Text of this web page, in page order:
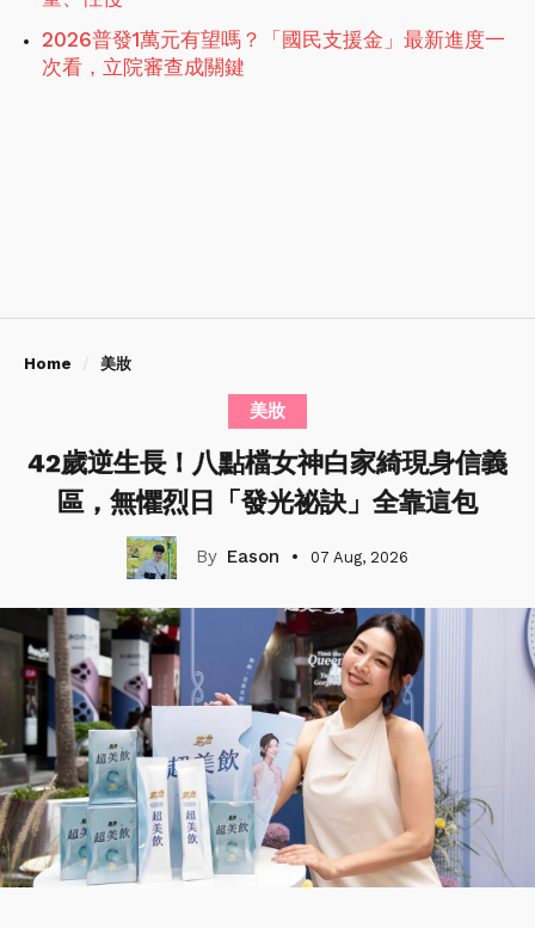
2026普發1萬元有望嗎？「國民支援金」最新進度一
次看，立院審查成關鍵
Home 美妝
美妝
42歲逆生長！八點檔女神白家綺現身信義
區，無懼烈日「發光祕訣」全靠這包
Eason 07 Aug, 2026